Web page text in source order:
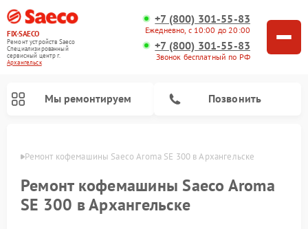
FIX-SAECO
Ремонт устройств Saeco
Специализированный
cервисный центр г.
Архангельск
+7 (800) 301-55-83
Ежедневно, с 10:00 до 20:00
+7 (800) 301-55-83
Звонок бесплатный по РФ
Мы ремонтируем Позвонить
Ремонт кофемашины Saeco Aroma SE 300 в Архангельске
Ремонт кофемашины Saeco Aroma
SE 300 в Архангельске